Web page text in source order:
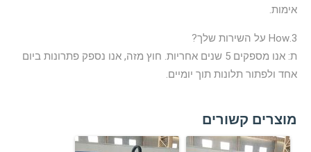
אימות.
3.How על השירות שלך?
ת: אנו מספקים 5 שנים אחריות. חוץ מזה, אנו נספק פתרונות ביום
אחד ולפתור תלונות תוך יומיים.
מוצרים קשורים